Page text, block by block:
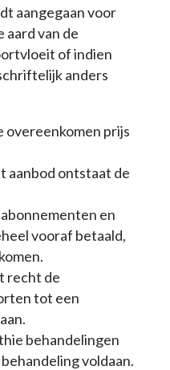
aangegaan voor
aard van de
of indien
anders
overeenkomen prijs
aanbod ontstaat de
en
vooraf betaald,
recht de
tot een
behandelingen
voldaan.